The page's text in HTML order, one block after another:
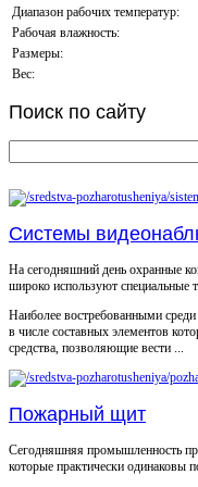
Диапазон рабочих температур:
Рабочая влажность:
Размеры:
Вес:
Поиск по сайту
Системы
На сегодняшний день охранные
широко используют специальные
Наиболее востребованными
в числе составных элементов
средства, позволяющие вести ...
Пожарный щит
Сегодняшняя промышленность
которые практически одинаковы